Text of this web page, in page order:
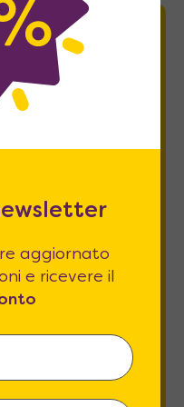
su news
aggiornato
e ricevere il